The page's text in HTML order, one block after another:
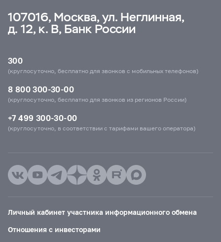
107016, Москва, ул. Неглинная,
д. 12, к. В, Банк России
300
(круглосуточно, бесплатно для звонков с мобильных телефонов)
8 800 300-30-00
(круглосуточно, бесплатно для звонков из регионов России)
+7 499 300-30-00
(круглосуточно, в соответствии с тарифами вашего оператора)
Личный кабинет участника информационного обмена
Отношения с инвесторами